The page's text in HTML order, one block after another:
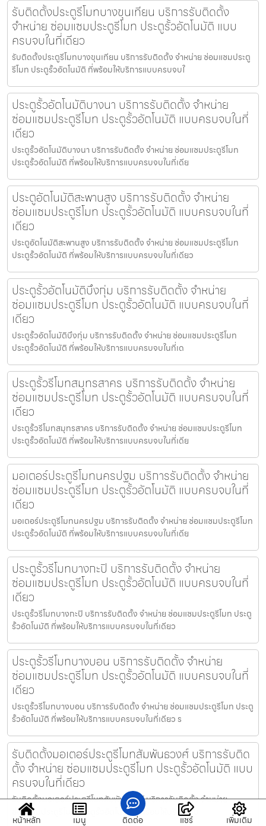
รับติดตั้งประตูรีโมทบางขุนเทียน บริการรับติดตั้ง
จำหน่าย ซ่อมแซมประตูรีโมท ประตูรั้วอัตโนมัติ แบบ
ครบจบในที่เดียว
รับติดตั้งประตูรีโมทบางขุนเทียน บริการรับติดตั้ง จำหน่าย ซ่อมแซมประตู
รีโมท ประตูรั้วอัตโนมัติ ที่พร้อมให้บริการแบบครบจบใ
ประตูรั้วอัตโนมัติบางนา บริการรับติดตั้ง จำหน่าย
ซ่อมแซมประตูรีโมท ประตูรั้วอัตโนมัติ แบบครบจบในที่
เดียว
ประตูรั้วอัตโนมัติบางนา บริการรับติดตั้ง จำหน่าย ซ่อมแซมประตูรีโมท
ประตูรั้วอัตโนมัติ ที่พร้อมให้บริการแบบครบจบในที่เดีย
ประตูอัตโนมัติสะพานสูง บริการรับติดตั้ง จำหน่าย
ซ่อมแซมประตูรีโมท ประตูรั้วอัตโนมัติ แบบครบจบในที่
เดียว
ประตูอัตโนมัติสะพานสูง บริการรับติดตั้ง จำหน่าย ซ่อมแซมประตูรีโมท
ประตูรั้วอัตโนมัติ ที่พร้อมให้บริการแบบครบจบในที่เดียว
ประตูรั้วอัตโนมัติบึงกุ่ม บริการรับติดตั้ง จำหน่าย
ซ่อมแซมประตูรีโมท ประตูรั้วอัตโนมัติ แบบครบจบในที่
เดียว
ประตูรั้วอัตโนมัติบึงกุ่ม บริการรับติดตั้ง จำหน่าย ซ่อมแซมประตูรีโมท
ประตูรั้วอัตโนมัติ ที่พร้อมให้บริการแบบครบจบในที่เด
ประตูรั้วรีโมทสมุทรสาคร บริการรับติดตั้ง จำหน่าย
ซ่อมแซมประตูรีโมท ประตูรั้วอัตโนมัติ แบบครบจบในที่
เดียว
ประตูรั้วรีโมทสมุทรสาคร บริการรับติดตั้ง จำหน่าย ซ่อมแซมประตูรีโมท
ประตูรั้วอัตโนมัติ ที่พร้อมให้บริการแบบครบจบในที่เดีย
มอเตอร์ประตูรีโมทนครปฐม บริการรับติดตั้ง จำหน่าย
ซ่อมแซมประตูรีโมท ประตูรั้วอัตโนมัติ แบบครบจบในที่
เดียว
มอเตอร์ประตูรีโมทนครปฐม บริการรับติดตั้ง จำหน่าย ซ่อมแซมประตูรีโมท
ประตูรั้วอัตโนมัติ ที่พร้อมให้บริการแบบครบจบในที่เดีย
ประตูรั้วรีโมทบางกะปิ บริการรับติดตั้ง จำหน่าย
ซ่อมแซมประตูรีโมท ประตูรั้วอัตโนมัติ แบบครบจบในที่
เดียว
ประตูรั้วรีโมทบางกะปิ บริการรับติดตั้ง จำหน่าย ซ่อมแซมประตูรีโมท ประตู
รั้วอัตโนมัติ ที่พร้อมให้บริการแบบครบจบในที่เดียว
ประตูรั้วรีโมทบางบอน บริการรับติดตั้ง จำหน่าย
ซ่อมแซมประตูรีโมท ประตูรั้วอัตโนมัติ แบบครบจบในที่
เดียว
ประตูรั้วรีโมทบางบอน บริการรับติดตั้ง จำหน่าย ซ่อมแซมประตูรีโมท ประตู
รั้วอัตโนมัติ ที่พร้อมให้บริการแบบครบจบในที่เดียว ร
รับติดตั้งมอเตอร์ประตูรีโมทสัมพันธวงศ์ บริการรับติด
ตั้ง จำหน่าย ซ่อมแซมประตูรีโมท ประตูรั้วอัตโนมัติ แบบ
ครบจบในที่เดียว
รับติดตั้งมอเตอร์ประตูรีโมทสัมพันธวงศ์ บริการรับติดตั้ง จำหน่าย
ซ่อมแซมประตูรีโมท ประตูรั้วอัตโนมัติ ที่พร้อมให้บริการแบ
หน้าหลัก เมนู ติดต่อ แชร์ เพิ่มเติม